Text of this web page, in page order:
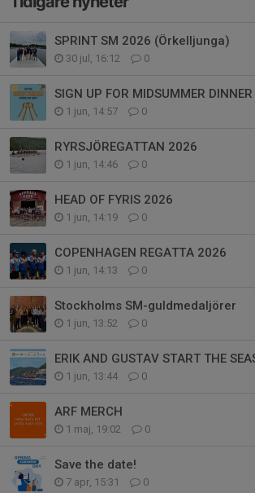
SPRINT SM 2026 (Örkelljunga)
30 jul, 16:12 0
SIGN UP FOR MIDSUMMER DINNER
1 jun, 14:57 0
RYRSJÖREGATTAN 2026
1 jun, 14:46 0
HEAD OF FYRIS 2026
1 jun, 14:19 0
COPENHAGEN REGATTA 2026
1 jun, 14:13 0
Stockholms SM-guldmedaljörer
1 jun, 13:52 0
ERIK AND GUSTAV START THE
1 jun, 13:44 0
ARF MERCH
1 maj, 19:02 0
Save the date!
7 apr, 15:31 0